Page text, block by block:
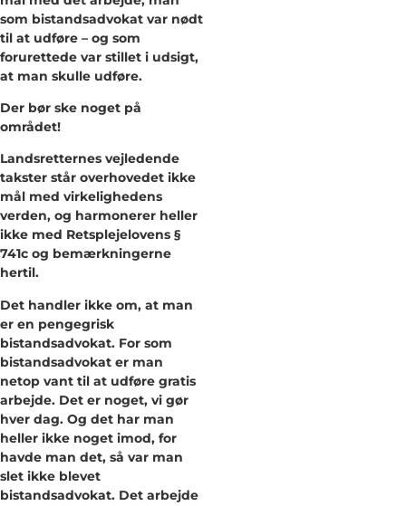
som bistandsadvokat var nødt
til at udføre – og som
forurettede var stillet i udsigt,
at man skulle udføre.
Der bør ske noget på
området!
Landsretternes vejledende
takster står overhovedet ikke
mål med virkelighedens
verden, og harmonerer heller
ikke med Retsplejelovens §
741c og bemærkningerne
hertil.
Det handler ikke om, at man
er en pengegrisk
bistandsadvokat. For som
bistandsadvokat er man
netop vant til at udføre gratis
arbejde. Det er noget, vi gør
hver dag. Og det har man
heller ikke noget imod, for
havde man det, så var man
slet ikke blevet
bistandsadvokat. Det arbejde